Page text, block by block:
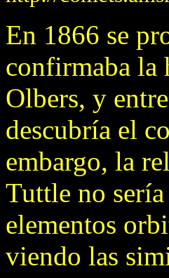
En 1866 se
confirmaba la
Olbers, y
descubría el
embargo, la
Tuttle no
elementos
viendo las